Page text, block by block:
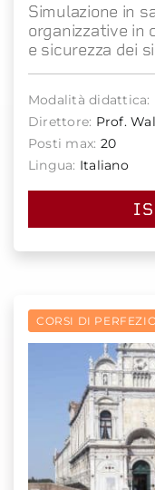
Simulazione in
organizzative in
e sicurezza dei
Modalità didattica:
Direttore: Prof.
Posti max: 20
Lingua: Italiano
CORSI DI